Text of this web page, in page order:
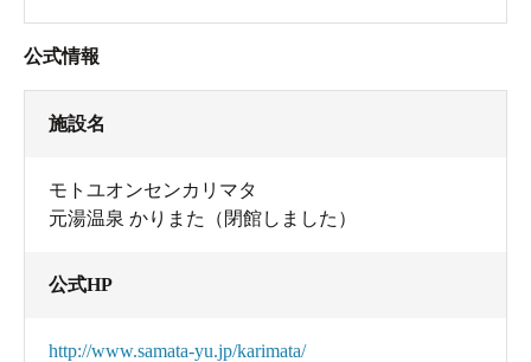
公式情報
施設名
モトユオンセンカリマタ
元湯温泉 かりまた（閉館しました）
公式HP
http://www.samata-yu.jp/karimata/